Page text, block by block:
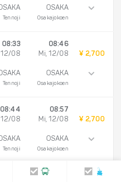
Tennoji
OSAKA
Osakajokoen
08:33
12/08
Tennoji
08:46
Mi, 12/08
OSAKA
Osakajokoen
¥ 2,700
08:44
12/08
Tennoji
08:57
Mi, 12/08
OSAKA
Osakajokoen
¥ 2,700